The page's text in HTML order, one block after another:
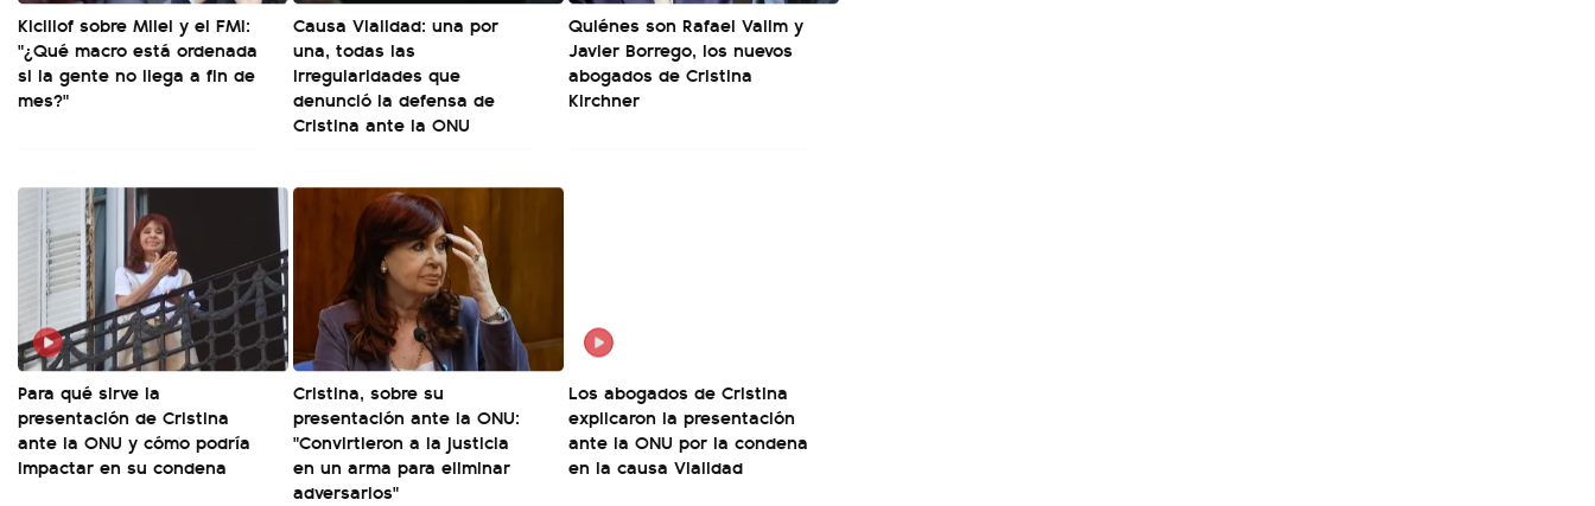
Kicillof sobre Milei y el FMI:
"¿Qué macro está ordenada
si la gente no llega a fin de
mes?"
Causa Vialidad: una por
una, todas las
irregularidades que
denunció la defensa de
Cristina ante la ONU
Quiénes son Rafael Valim y
Javier Borrego, los nuevos
abogados de Cristina
Kirchner
Para qué sirve la
presentación de Cristina
ante la ONU y cómo podría
impactar en su condena
Cristina, sobre su
presentación ante la ONU:
"Convirtieron a la justicia
en un arma para eliminar
adversarios"
Los abogados de Cristina
explicaron la presentación
ante la ONU por la condena
en la causa Vialidad